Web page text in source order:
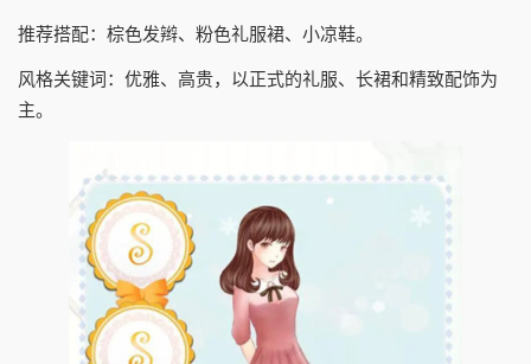
推荐搭配：棕色发辫、粉色礼服裙、小凉鞋。
风格关键词：优雅、高贵，以正式的礼服、长裙和精致配饰为
主。